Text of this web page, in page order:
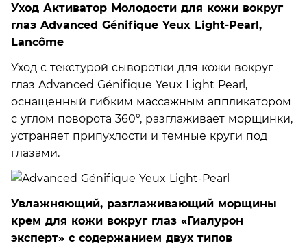
Уход Активатор Молодости для кожи вокруг
глаз Advanced Génifique Yeux Light-Pearl,
Lancôme
Уход с текстурой сыворотки для кожи вокруг
глаз Advanced Génifique Yeux Light Pearl,
оснащенный гибким массажным аппликатором
с углом поворота 360°, разглаживает морщинки,
устраняет припухлости и темные круги под
глазами.
Увлажняющий, разглаживающий морщины
крем для кожи вокруг глаз «Гиалурон
эксперт» с содержанием двух типов